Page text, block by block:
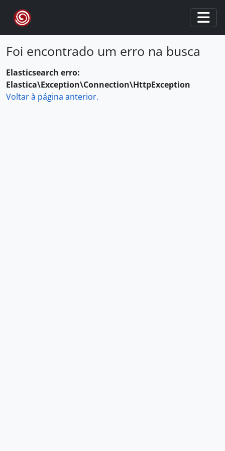
Skip to main content
Foi encontrado um erro na busca
Elasticsearch erro:
Elastica\Exception\Connection\HttpException
Voltar à página anterior.